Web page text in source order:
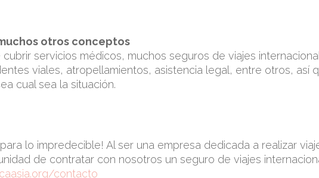
otros conceptos
servicios médicos, muchos seguros de viajes
viales, atropellamientos, asistencia legal, entre otros, así
cual sea la situación.
lo impredecible! Al ser una empresa dedicada a realizar
de contratar con nosotros un seguro de viajes
contacto